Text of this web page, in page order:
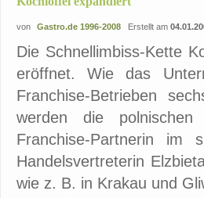
von Gastro.de 1996-2008 Erstellt am
Die Schnellimbiss-Kette
eröffnet. Wie das
Franchise-Betrieben
werden die polnischen
Franchise-Partnerin im
Handelsvertreterin
wie z. B. in Krakau und